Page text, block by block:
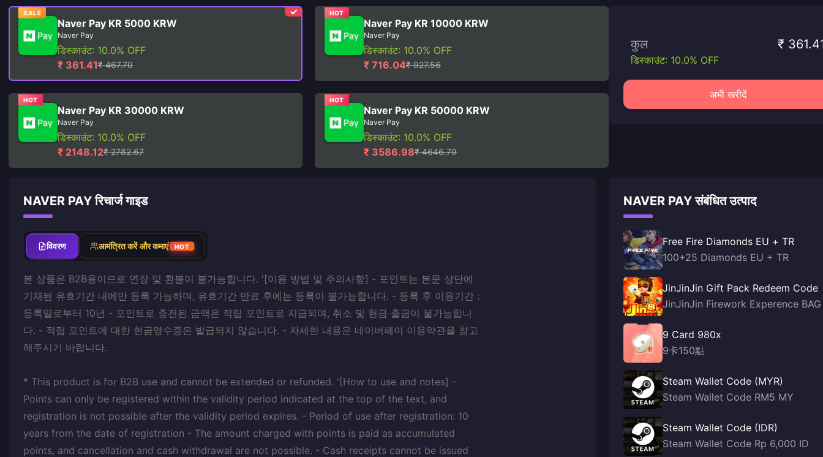
SALE
Naver Pay KR 5000 KRW
Naver Pay
डिस्काउंट: 10.0% OFF
₹ 361.41₹ 467.70
HOT
Naver Pay KR 10000 KRW
Naver Pay
डिस्काउंट: 10.0% OFF
₹ 716.04₹ 927.56
HOT
Naver Pay KR 30000 KRW
Naver Pay
डिस्काउंट: 10.0% OFF
₹ 2148.12₹ 2782.67
HOT
Naver Pay KR 50000 KRW
Naver Pay
डिस्काउंट: 10.0% OFF
₹ 3586.98₹ 4646.79
कुल ₹
डिस्काउंट: 10.0% OFF
अभी खरीदें
NAVER PAY रिचार्ज गाइड
विवरण आमंत्रित करें और कमाएं HOT
본 상품은 B2B용이므로 연장 및 환불이 불가능합니다. '[이용 방법 및 주의사항] - 포인트는 본문 상단에
기재된 유효기간 내에만 등록 가능하며, 유효기간 만료 후에는 등록이 불가능합니다. - 등록 후 이용기간 :
등록일로부터 10년 - 포인트로 충전된 금액은 적립 포인트로 지급되며, 취소 및 현금 출금이 불가능합니
다. - 적립 포인트에 대한 현금영수증은 발급되지 않습니다. - 자세한 내용은 네이버페이 이용약관을 참고
해주시기 바랍니다.
* This product is for B2B use and cannot be extended or refunded. '[How to use and notes] -
Points can only be registered within the validity period indicated at the top of the text, and
registration is not possible after the validity period expires. - Period of use after registration: 10
years from the date of registration - The amount charged with points is paid as accumulated
points, and cancellation and cash withdrawal are not possible. - Cash receipts cannot be issued
NAVER PAY संबंधित उत्पाद
Free Fire Diamonds EU + TR
100+25 Diamonds EU + TR
JinJinJin Gift Pack Redeem Code
JinJinJin Firework Experence BAG
9 Card 980x
9卡150點
Steam Wallet Code (MYR)
Steam Wallet Code RM5 MY
Steam Wallet Code (IDR)
Steam Wallet Code Rp 6,000 ID